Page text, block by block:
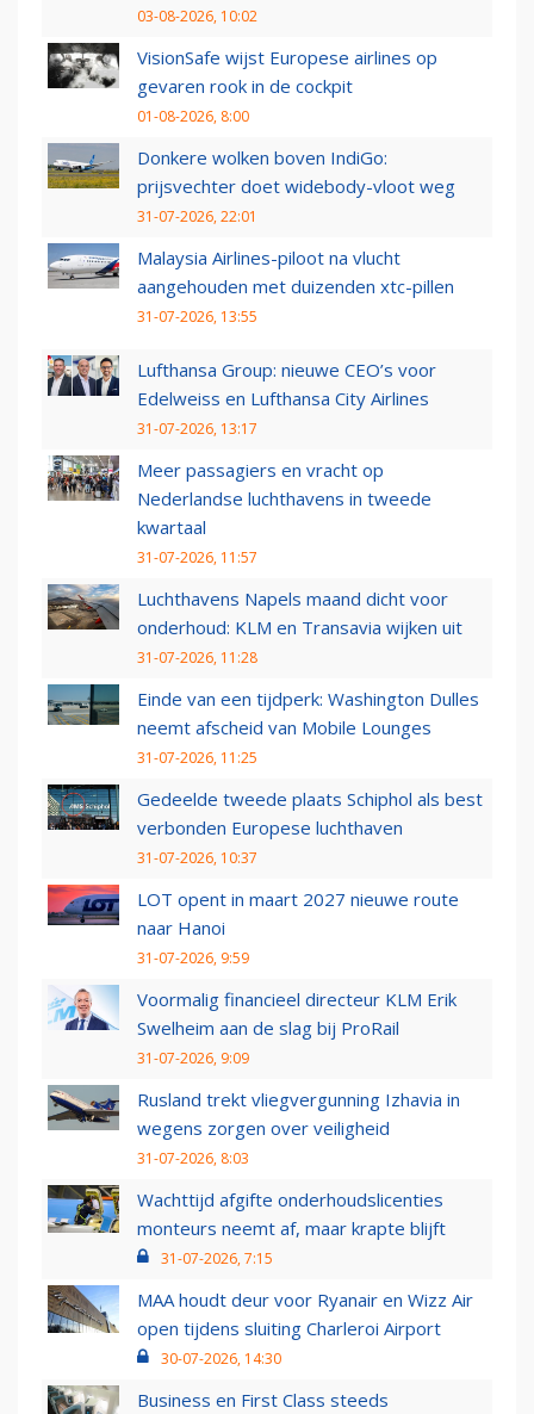
03-08-2026, 10:02
VisionSafe wijst Europese airlines op
gevaren rook in de cockpit
01-08-2026, 8:00
Donkere wolken boven IndiGo:
prijsvechter doet widebody-vloot weg
31-07-2026, 22:01
Malaysia Airlines-piloot na vlucht
aangehouden met duizenden xtc-pillen
31-07-2026, 13:55
Lufthansa Group: nieuwe CEO’s voor
Edelweiss en Lufthansa City Airlines
31-07-2026, 13:17
Meer passagiers en vracht op
Nederlandse luchthavens in tweede
kwartaal
31-07-2026, 11:57
Luchthavens Napels maand dicht voor
onderhoud: KLM en Transavia wijken uit
31-07-2026, 11:28
Einde van een tijdperk: Washington Dulles
neemt afscheid van Mobile Lounges
31-07-2026, 11:25
Gedeelde tweede plaats Schiphol als best
verbonden Europese luchthaven
31-07-2026, 10:37
LOT opent in maart 2027 nieuwe route
naar Hanoi
31-07-2026, 9:59
Voormalig financieel directeur KLM Erik
Swelheim aan de slag bij ProRail
31-07-2026, 9:09
Rusland trekt vliegvergunning Izhavia in
wegens zorgen over veiligheid
31-07-2026, 8:03
Wachttijd afgifte onderhoudslicenties
monteurs neemt af, maar krapte blijft
31-07-2026, 7:15
MAA houdt deur voor Ryanair en Wizz Air
open tijdens sluiting Charleroi Airport
30-07-2026, 14:30
Business en First Class steeds